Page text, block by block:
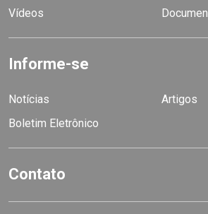
Vídeos
Informe-se
Notícias
Artigos
Boletim Eletrônico
Contato